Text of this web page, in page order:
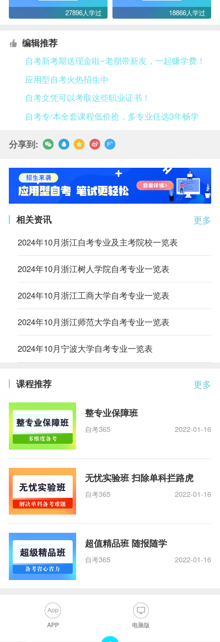
27896人学过 18866人学过
编辑推荐
自考新考期送现金啦~老朋带新友，一起赚学费！
应用型自考火热招生中
自考文凭可以考取这些职业证书！
自考专/本全套课程低价抢，多专业任选3年畅学
分享到:
更多
相关资讯
2024年10月浙江自考专业及主考院校一览表
2024年10月浙江树人学院自考专业一览表
2024年10月浙江工商大学自考专业一览表
2024年10月浙江师范大学自考专业一览表
2024年10月宁波大学自考专业一览表
更多
课程推荐
整专业保障班
自考365 2022-01-16
无忧实验班 扫除单科拦路虎
自考365 2022-01-16
超值精品班 随报随学
自考365 2022-01-16
APP 电脑版